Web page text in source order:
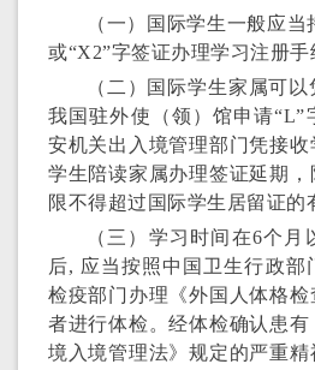
（一）国际学生一般应
或“X2”字签证办理学习注册手
（二）国际学生家属可
我国驻外使（领）馆申请“L”
安机关出入境管理部门凭接
学生陪读家属办理签证延期
限不得超过国际学生居留证的
（三）学习时间在6个
后, 应当按照中国卫生行政部
检疫部门办理《外国人体格
者进行体检。经体检确认患
境入境管理法》规定的严重